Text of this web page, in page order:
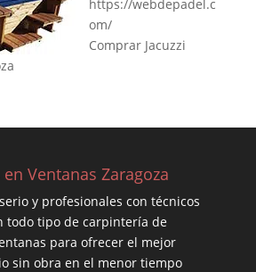
https://webdepadel.c
om/
Comprar Jacuzzi
Ventanas Zaragoza
y profesionales con técnicos
todo tipo de carpintería de
para ofrecer el mejor
sin obra en el menor tiempo